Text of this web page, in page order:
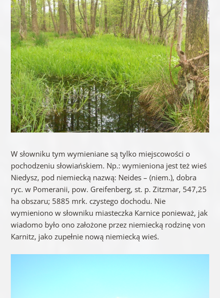
W słowniku tym wymieniane są tylko miejscowości o
pochodzeniu słowiańskiem. Np.: wymieniona jest też wieś
Niedysz, pod niemiecką nazwą: Neides – (niem.), dobra
ryc. w Pomeranii, pow. Greifenberg, st. p. Zitzmar, 547,25
ha obszaru; 5885 mrk. czystego dochodu. Nie
wymieniono w słowniku miasteczka Karnice ponieważ, jak
wiadomo było ono założone przez niemiecką rodzinę von
Karnitz, jako zupełnie nową niemiecką wieś.